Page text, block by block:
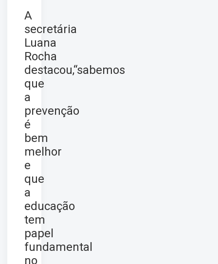
A
secretária
Luana
Rocha
destacou,“sabemos
que
a
prevenção
é
bem
melhor
e
que
a
educação
tem
papel
fundamental
no